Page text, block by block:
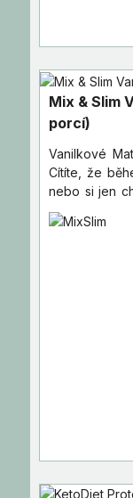
Mix & Slim
porcí)
Vanilkové
Cítíte, že
nebo si jen
zelený…